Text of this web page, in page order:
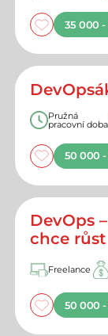
35 000 -
Pružná
pracovní doba
50 000
DevOps
chce růst
Freelance
50 000 -